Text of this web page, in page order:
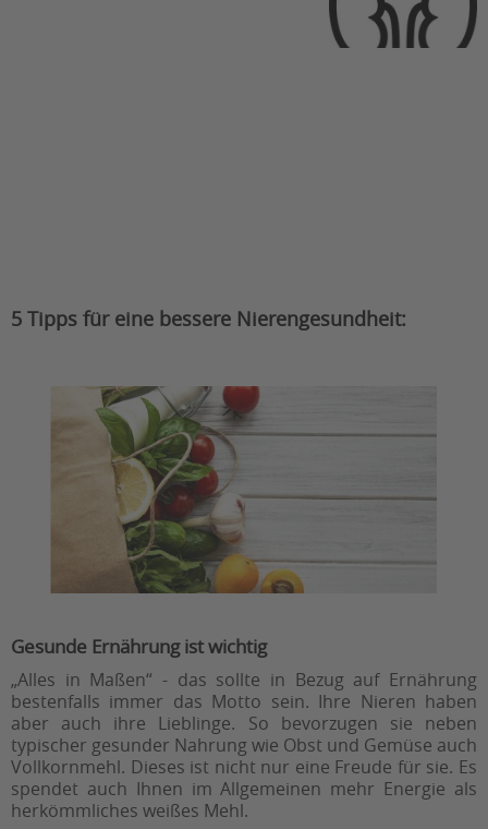
5 Tipps für eine bessere Nierengesundheit:
Gesunde Ernährung ist wichtig
„Alles in Maßen“ - das sollte in Bezug auf Ernährung
bestenfalls immer das Motto sein. Ihre Nieren haben
aber auch ihre Lieblinge. So bevorzugen sie neben
typischer gesunder Nahrung wie Obst und Gemüse auch
Vollkornmehl. Dieses ist nicht nur eine Freude für sie. Es
spendet auch Ihnen im Allgemeinen mehr Energie als
herkömmliches weißes Mehl.